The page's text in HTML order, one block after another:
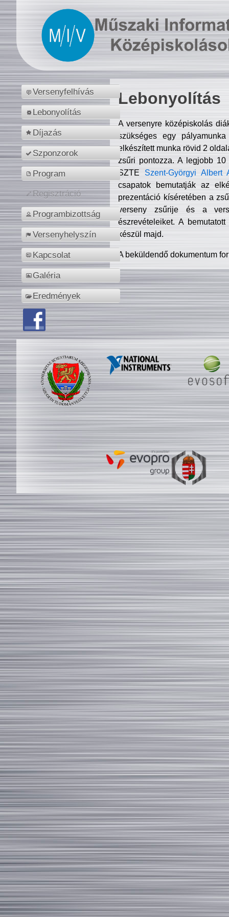
Versenyfelhívás
Lebonyolítás
Díjazás
Szponzorok
Program
Regisztráció
Programbizottság
Versenyhelyszín
Kapcsolat
Galéria
Eredmények
Lebonyolítás
A versenyre középiskolás
szükséges egy
elkészített munka rövid 2
zsűri pontozza. A legjobb
SZTE Szent-Györgyi Albert
csapatok bemutatják az
prezentáció kíséretében a
verseny zsűrije és a
észrevételeiket. A
készül majd.
A beküldendő dokumentum